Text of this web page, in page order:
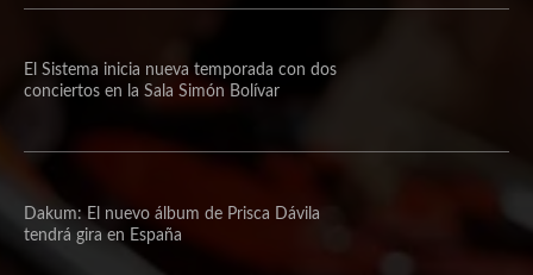
El Sistema inicia nueva temporada con dos
conciertos en la Sala Simón Bolívar
Dakum: El nuevo álbum de Prisca Dávila
tendrá gira en España